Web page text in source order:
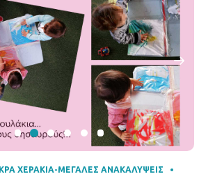
ΧΕΡΆΚΙΑ-ΜΕΓΆΛΕΣ ΑΝΑΚΑΛΎΨΕΙΣ